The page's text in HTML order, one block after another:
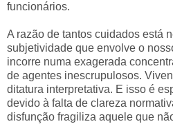
funcionários.
A razão de tantos cuidados está
subjetividade que envolve o
incorre numa exagerada
de agentes inescrupulosos.
ditatura interpretativa. E isso é
devido à falta de clareza
disfunção fragiliza aquele que